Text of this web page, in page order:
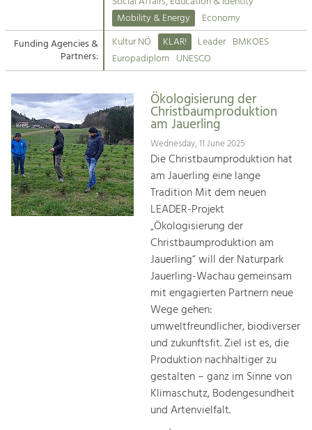
Suche
Impressum
Kontakt
Tourism
Offer Development and Positioning
Art & Culture
Crafts, Science and Research.
Social Affairs, Education
& Identity
Equality, Youth and Integration.
Climate Change, Public Transport and
Increase in Regional Value Added.
Mobility & Energy
Economy
Funding Agencies &
Partners:
Kultur NÖ KLAR! Leader BMKOES
Europadiplom UNESCO
Ökologisierung der
Christbaumproduktion
am Jauerling
Wednesday, 11 June 2025
Die Christbaumproduktion hat
am Jauerling eine lange
Tradition Mit dem neuen
LEADER-Projekt
„Ökologisierung der
Christbaumproduktion am
Jauerling“ will der Naturpark
Jauerling-Wachau gemeinsam
mit engagierten Partnern neue
Wege gehen:
umweltfreundlicher, biodiverser
und zukunftsfit. Ziel ist es, die
Produktion nachhaltiger zu
gestalten – ganz im Sinne von
Klimaschutz, Bodengesundheit
und Artenvielfalt.